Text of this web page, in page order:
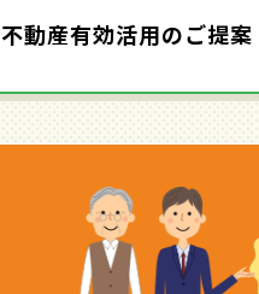
不動産有効活用のご提案